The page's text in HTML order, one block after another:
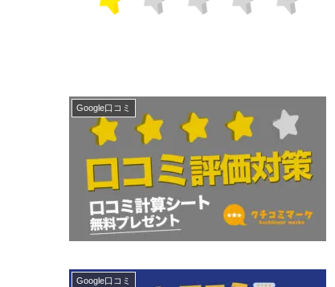
Google口コミ
Google口コミ